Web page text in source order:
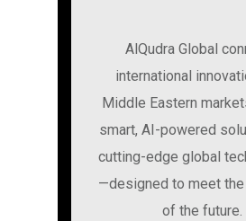
AlQudra Global
international
Middle Eastern
smart, AI-powered
cutting-edge global
—designed to meet
of the future.